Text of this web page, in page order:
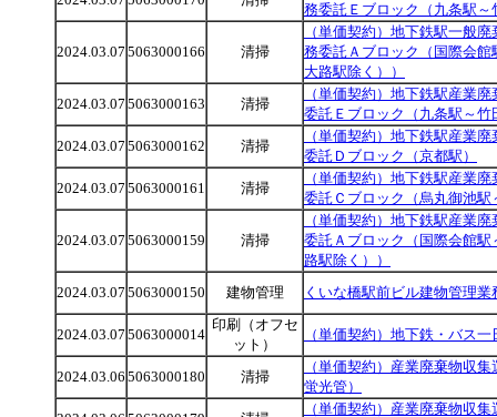
務委託Ｅブロック（九条駅～
2024.03.07 5063000166 清掃
（単価契約）地下鉄駅一般
務委託Ａブロック（国際会館
大路駅除く））
2024.03.07 5063000163 清掃
（単価契約）地下鉄駅産業
委託Ｅブロック（九条駅～竹
2024.03.07 5063000162 清掃
（単価契約）地下鉄駅産業
委託Ｄブロック（京都駅）
2024.03.07 5063000161 清掃
（単価契約）地下鉄駅産業
委託Ｃブロック（烏丸御池駅
2024.03.07 5063000159 清掃
（単価契約）地下鉄駅産業
委託Ａブロック（国際会館駅
路駅除く））
2024.03.07 5063000150 建物管理 くいな橋駅前ビル建物管理業
2024.03.07 5063000014
印刷（オフセ
ット）
（単価契約）地下鉄・バス
2024.03.06 5063000180 清掃
（単価契約）産業廃棄物収
蛍光管）
（単価契約）産業廃棄物収